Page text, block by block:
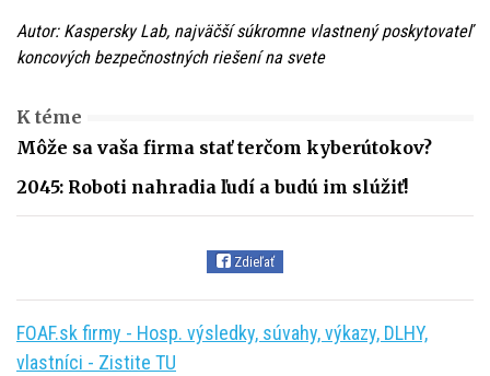
Autor: Kaspersky Lab, najväčší súkromne vlastnený poskytovateľ
koncových bezpečnostných riešení na svete
K téme
Môže sa vaša firma stať terčom kyberútokov?
2045: Roboti nahradia ľudí a budú im slúžiť!
Zdieľať
FOAF.sk firmy - Hosp. výsledky, súvahy, výkazy, DLHY,
vlastníci - Zistite TU